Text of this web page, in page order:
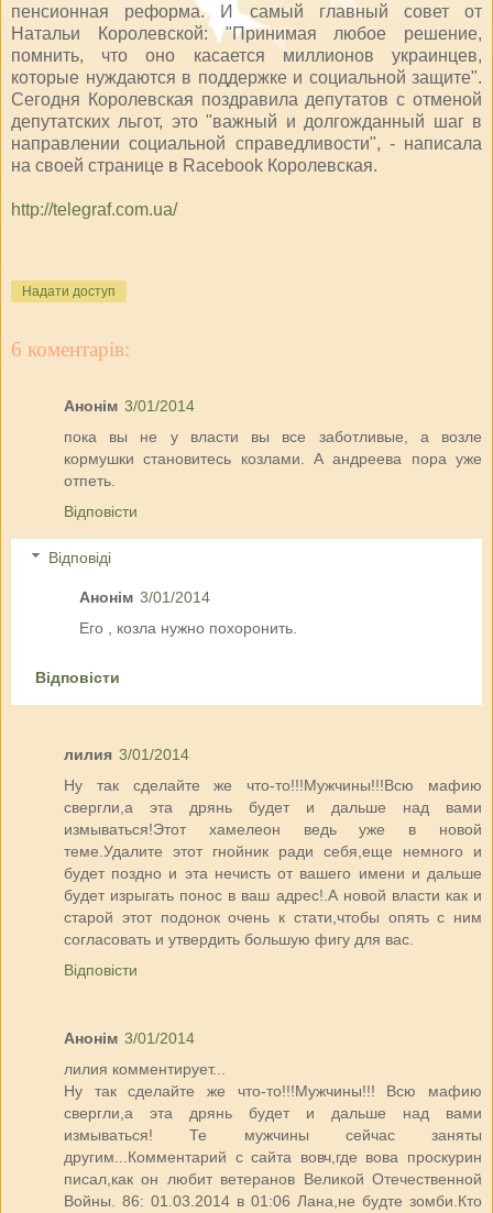
пенсионная реформа. И самый главный совет от
Натальи Королевской: "Принимая любое решение,
помнить, что оно касается миллионов украинцев,
которые нуждаются в поддержке и социальной защите".
Сегодня Королевская поздравила депутатов с отменой
депутатских льгот, это "важный и долгожданный шаг в
направлении социальной справедливости", - написала
на своей странице в Racebook Королевcкая.
http://telegraf.com.ua/
Надати доступ
6 коментарів:
Анонім 3/01/2014
пока вы не у власти вы все заботливые, а возле
кормушки становитесь козлами. А андреева пора уже
отпеть.
Відповісти
Відповіді
Анонім 3/01/2014
Его , козла нужно похоронить.
Відповісти
лилия 3/01/2014
Ну так сделайте же что-то!!!Мужчины!!!Всю мафию
свергли,а эта дрянь будет и дальше над вами
измываться!Этот хамелеон ведь уже в новой
теме.Удалите этот гнойник ради себя,еще немного и
будет поздно и эта нечисть от вашего имени и дальше
будет изрыгать понос в ваш адрес!.А новой власти как и
старой этот подонок очень к стати,чтобы опять с ним
согласовать и утвердить большую фигу для вас.
Відповісти
Анонім 3/01/2014
лилия комментирует...
Ну так сделайте же что-то!!!Мужчины!!! Всю мафию
свергли,а эта дрянь будет и дальше над вами
измываться! Те мужчины сейчас заняты
другим...Комментарий с сайта вовч,где вова проскурин
писал,как он любит ветеранов Великой Отечественной
Войны. 86: 01.03.2014 в 01:06 Лана,не будте зомби.Кто